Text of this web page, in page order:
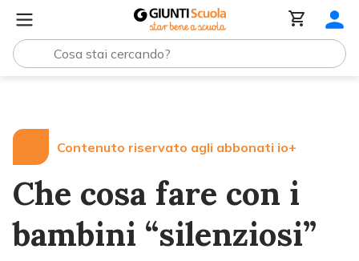
Contenuto riservato agli abbonati io+
Che cosa fare con i
bambini “silenziosi”